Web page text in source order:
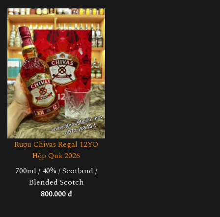
Rượu Chivas Regal 12YO
Hộp Quà 2026
700ml / 40% / Scotland /
Blended Scotch
800.000 đ